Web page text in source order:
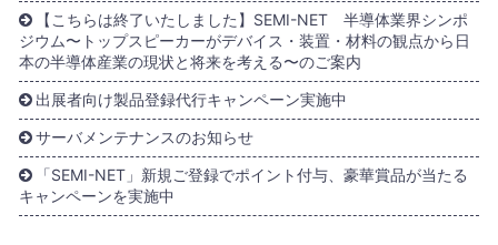
【こちらは終了いたしました】SEMI-NET 半導体業界シンポ
ジウム〜トップスピーカーがデバイス・装置・材料の観点から日
本の半導体産業の現状と将来を考える〜のご案内
出展者向け製品登録代行キャンペーン実施中
サーバメンテナンスのお知らせ
「SEMI-NET」新規ご登録でポイント付与、豪華賞品が当たる
キャンペーンを実施中